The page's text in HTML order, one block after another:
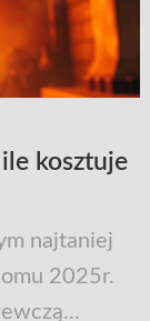
kosztuje
najtaniej
2025r.